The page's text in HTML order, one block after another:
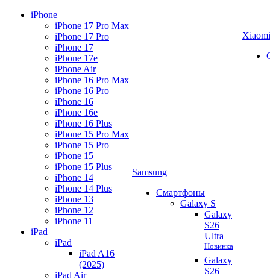
iPhone
iPhone 17 Pro Max
iPhone 17 Pro
iPhone 17
iPhone 17e
iPhone Air
iPhone 16 Pro Max
iPhone 16 Pro
iPhone 16
iPhone 16e
iPhone 16 Plus
iPhone 15 Pro Max
iPhone 15 Pro
iPhone 15
iPhone 15 Plus
iPhone 14
iPhone 14 Plus
iPhone 13
iPhone 12
iPhone 11
iPad
iPad
iPad A16
(2025)
iPad Air
Samsung
Смартфоны
Galaxy S
Galaxy
S26
Ultra
Новинка
Galaxy
S26
Xiaomi